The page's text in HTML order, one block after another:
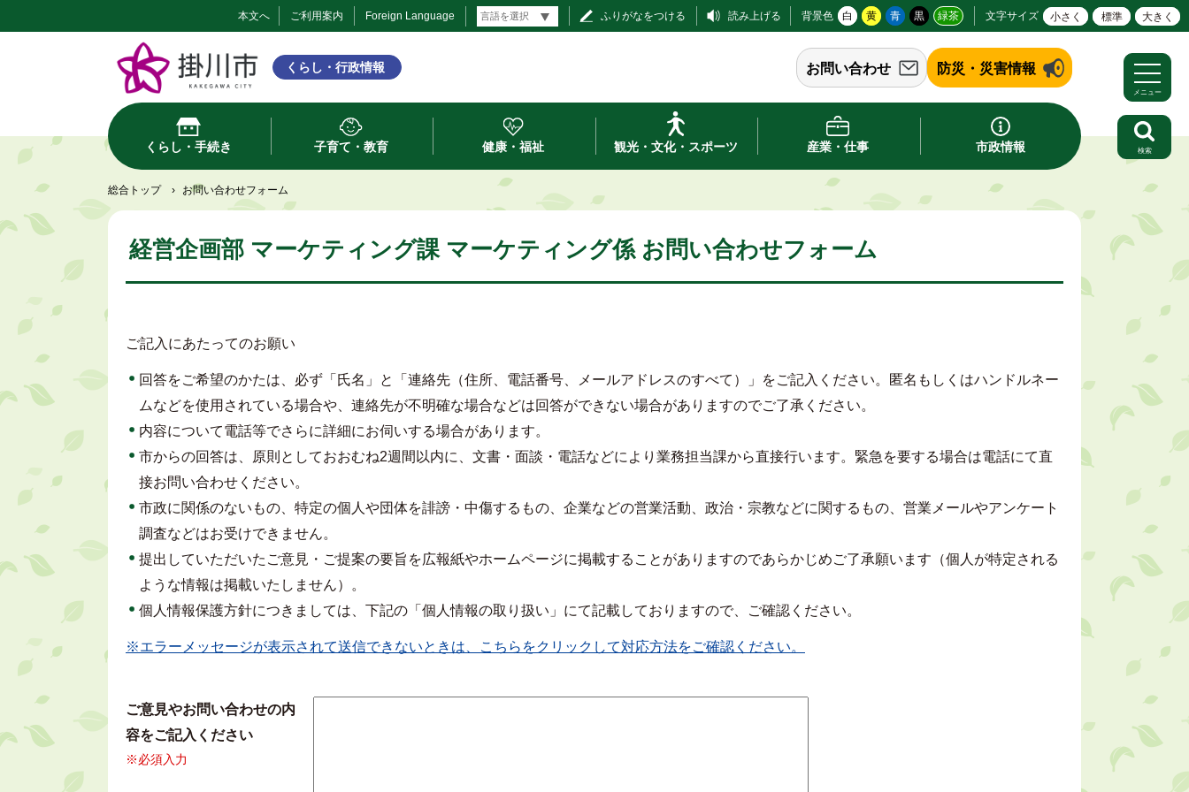
本文へ ご利用案内 Foreign Language ふりがなをつける 読み上げる 背景色 白 黄 青 黒 緑茶 文字サイズ 小さく 標準 大きく
くらし・行政情報 お問い合わせ 防災・災害情報
くらし・手続き 子育て・教育 健康・福祉 観光・文化・スポーツ 産業・仕事 市政情報
メニュー
検索
総合トップ › お問い合わせフォーム
経営企画部 マーケティング課 マーケティング係 お問い合わせフォーム
ご記入にあたってのお願い
回答をご希望のかたは、必ず「氏名」と「連絡先（住所、電話番号、メールアドレスのすべて）」をご記入ください。匿名もしくはハンドルネー
ムなどを使用されている場合や、連絡先が不明確な場合などは回答ができない場合がありますのでご了承ください。
内容について電話等でさらに詳細にお伺いする場合があります。
市からの回答は、原則としておおむね2週間以内に、文書・面談・電話などにより業務担当課から直接行います。緊急を要する場合は電話にて直
接お問い合わせください。
市政に関係のないもの、特定の個人や団体を誹謗・中傷するもの、企業などの営業活動、政治・宗教などに関するもの、営業メールやアンケート
調査などはお受けできません。
提出していただいたご意見・ご提案の要旨を広報紙やホームページに掲載することがありますのであらかじめご了承願います（個人が特定される
ような情報は掲載いたしません）。
個人情報保護方針につきましては、下記の「個人情報の取り扱い」にて記載しておりますので、ご確認ください。
※エラーメッセージが表示されて送信できないときは、こちらをクリックして対応方法をご確認ください。
ご意見やお問い合わせの内
容をご記入ください
※必須入力